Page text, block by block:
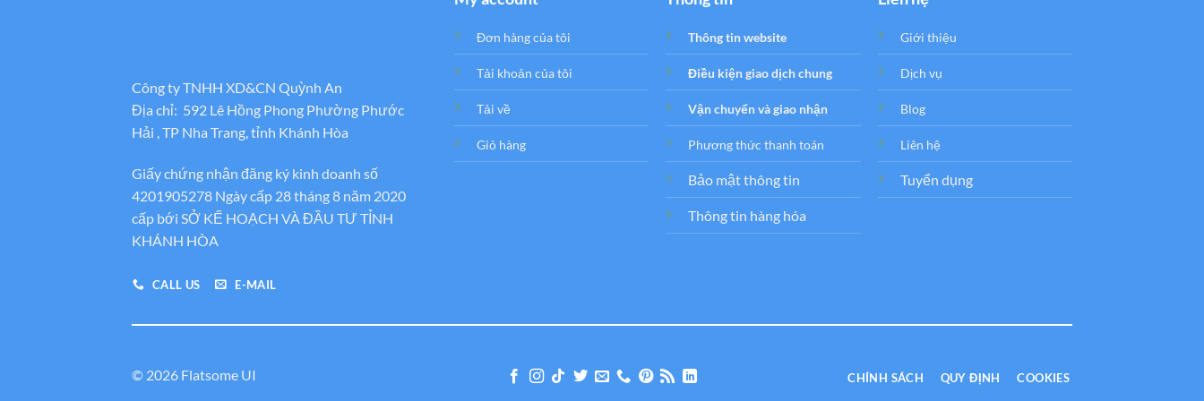
Công ty TNHH XD&CN Quỳnh An
Địa chỉ: 592 Lê Hồng Phong Phường Phước
Hải , TP Nha Trang, tỉnh Khánh Hòa
Giấy chứng nhận đăng ký kinh doanh số
4201905278 Ngày cấp 28 tháng 8 năm 2020
cấp bới SỞ KẾ HOẠCH VÀ ĐẦU TƯ TỈNH
KHÁNH HÒA
CALL US E-MAIL
Đơn hàng của tôi
Tải khoản của tôi
Tải về
Giỏ hàng
Thông tin website
Điều kiện giao dịch chung
Vận chuyển và giao nhận
Phương thức thanh toán
Bảo mật thông tin
Thông tin hàng hóa
Giới thiệu
Dịch vụ
Blog
Liên hệ
Tuyển dụng
© 2026 Flatsome UI CHÍNH SÁCH QUY ĐỊNH COOKIES